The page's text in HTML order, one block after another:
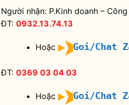
Người nhận: P.Kinh doanh –
ĐT: 0932.13.74.13
Hoặc Goi/Chat
ĐT: 0369 03 04 03
Hoặc Goi/Chat